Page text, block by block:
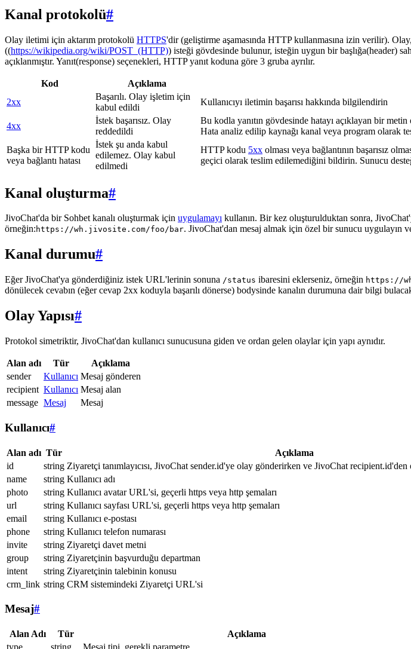
Kanal protokolü#
Olay iletimi için aktarım protokolü HTTPS'dir (geliştirme aşamasında HTTP kullanmasına izin verilir). Olay,
((https://wikipedia.org/wiki/POST_(HTTP)) isteği gövdesinde bulunur, isteğin uygun bir başlığa(header)
açıklanmıştır. Yanıt(response) seçenekleri, HTTP yanıt koduna göre 3 gruba ayrılır.
Kod Açıklama
2xx
Başarılı. Olay işletim için
kabul edildi
Kullanıcıyı iletimin başarısı hakkında bilgilendirin
4xx
İstek başarısız. Olay
reddedildi
Bu kodla yanıtın gövdesinde hatayı açıklayan bir
Hata analiz edilip kaynağı kanal veya program olarak
Başka bir HTTP kodu
veya bağlantı hatası
İstek şu anda kabul
edilemez. Olay kabul
edilmedi
HTTP kodu 5xx olması veya bağlantının başarısız
geçici olarak teslim edilemediğini bildirin. Sunucu
Kanal oluşturma#
JivoChat'da bir Sohbet kanalı oluşturmak için uygulamayı kullanın. Bir kez oluşturulduktan sonra,
örneğin: https://wh.jivosite.com/foo/bar. JivoChat'dan mesaj almak için özel bir sunucu uygulayın
Kanal durumu#
Eğer JivoChat'ya gönderdiğiniz istek URL'lerinin sonuna /status ibaresini eklerseniz, örneğin https://
dönülecek cevabın (eğer cevap 2xx koduyla başarılı dönerse) bodysinde kanalın durumuna dair bilgi
Olay Yapısı#
Protokol simetriktir, JivoChat'dan kullanıcı sunucusuna giden ve ordan gelen olaylar için yapı aynıdır.
Alan adı Tür
Açıklama
sender
Kullanıcı Mesaj gönderen
recipient Kullanıcı Mesaj alan
message Mesaj Mesaj
Kullanıcı#
Alan adı Tür Açıklama
id
string Ziyaretçi tanımlayıcısı, JivoChat sender.id'ye olay gönderirken ve JivoChat
name
string Kullanıcı adı
photo
string Kullanıcı avatar URL'si, geçerli https veya http şemaları
url
string Kullanıcı sayfası URL'si, geçerli https veya http şemaları
email
string Kullanıcı e-postası
phone
string Kullanıcı telefon numarası
invite
string Ziyaretçi davet metni
group
string Ziyaretçinin başvurduğu departman
intent
string Ziyaretçinin talebinin konusu
crm_link string CRM sistemindeki Ziyaretçi URL'si
Mesaj#
Alan Adı Tür Açıklama
type
string Mesaj tipi, gerekli parametre